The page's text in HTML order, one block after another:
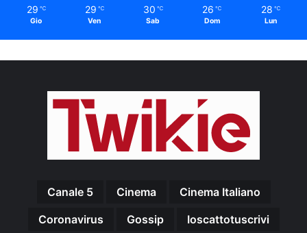
29 ℃
Gio
29 ℃
Ven
30 ℃
Sab
26 ℃
Dom
28 ℃
Lun
Canale 5 Cinema
Cinema Italiano
Coronavirus
Gossip
Ioscattotuscrivi